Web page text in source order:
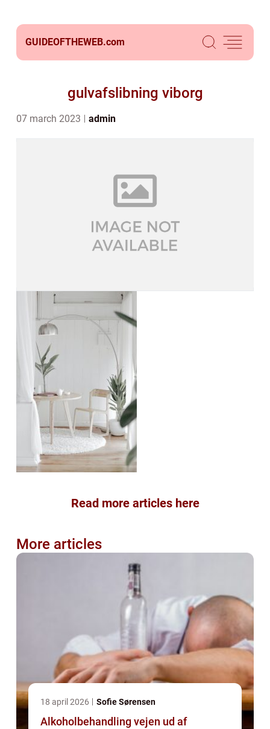
GUIDEOFTHEWEB.com
gulvafslibning viborg
07 march 2023 admin
Read more articles here
More articles
18 april 2026 Sofie Sørensen
Alkoholbehandling vejen ud af